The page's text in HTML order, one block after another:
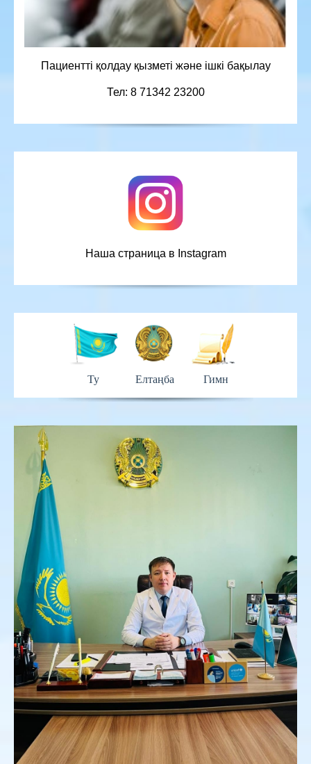
Пациентті қолдау қызметі және ішкі бақылау
Тел: 8 71342 23200
Наша страница в Instagram
Ту Елтаңба Гимн